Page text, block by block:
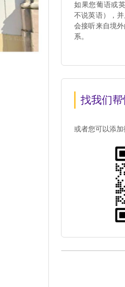
如果您葡语或
不说英语），
会接听来自境
系。
找我们
或者您可以添加